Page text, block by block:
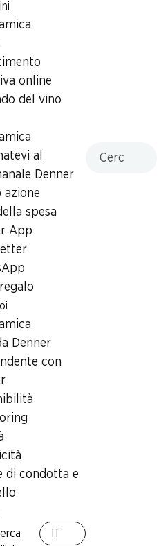
online
del vino
al
Denner
azione
spesa
App
Denner
con
di condotta e
di Lione
acquistato
Gnocchi in padella Hilcona
italiana